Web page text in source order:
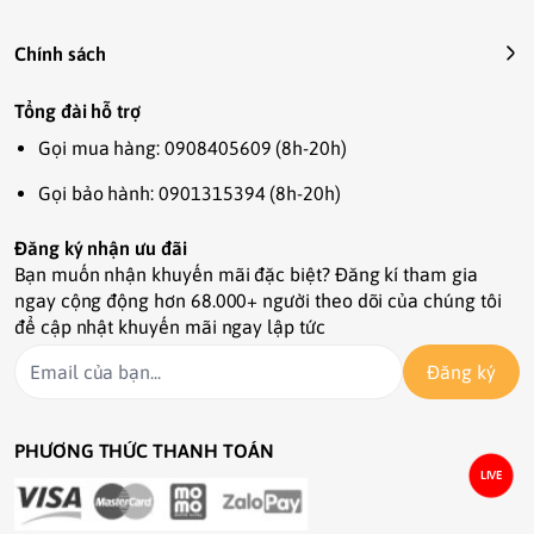
#hamsterproduct #sảnphẩmchuột
#sanphamthucung #thucanhamstercoban
#hamsterhanoi #longhamster
#shophamstergiare  #thứcănthúcưng
#thứcănvậtnuôi #shophamster
Chính sách
Tổng đài hỗ trợ
Gọi mua hàng: 0908405609 (8h-20h)
Gọi bảo hành: 0901315394 (8h-20h)
Đăng ký nhận ưu đãi
Bạn muốn nhận khuyến mãi đặc biệt? Đăng kí tham gia
ngay cộng động hơn 68.000+ người theo dõi của chúng tôi
để cập nhật khuyến mãi ngay lập tức
Đăng ký
PHƯƠNG THỨC THANH TOÁN
LIVE